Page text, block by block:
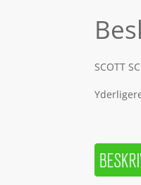
SCOTT